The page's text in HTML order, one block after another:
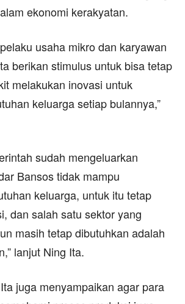
ekonomi kerakyatan.
usaha mikro dan karyawan
berikan stimulus untuk bisa tetap
melakukan inovasi untuk
keluarga setiap bulannya,”
sudah mengeluarkan
Bansos tidak mampu
keluarga, untuk itu tetap
dan salah satu sektor yang
masih tetap dibutuhkan adalah
lanjut Ning Ita.
juga menyampaikan agar para